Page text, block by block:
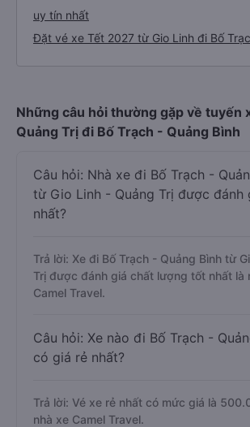
uy tín nhất
Đặt vé xe Tết 2027 từ Gio Linh đi Bố
Những câu hỏi thường gặp về tuyến
Quảng Trị đi Bố Trạch - Quảng Bình
Câu hỏi: Nhà xe đi Bố Trạch -
từ Gio Linh - Quảng Trị được đánh
nhất?
Trả lời: Xe đi Bố Trạch - Quảng Bình từ
Trị được đánh giá chất lượng tốt nhất là
Camel Travel.
Câu hỏi: Xe nào đi Bố Trạch -
có giá rẻ nhất?
Trả lời: Vé xe rẻ nhất có mức giá là
nhà xe Camel Travel.